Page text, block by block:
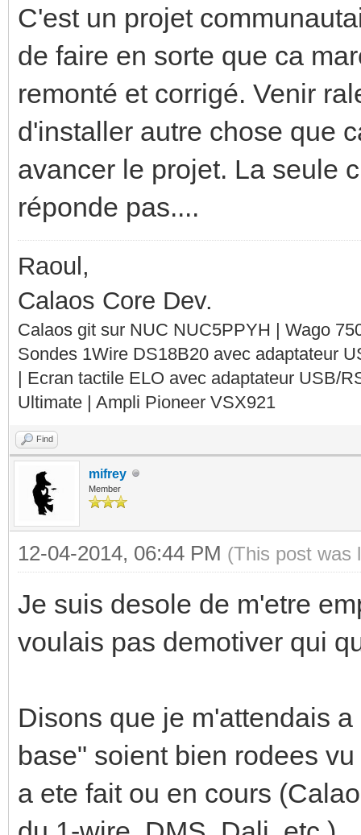
C'est un projet
de faire en sorte que ca
remonté et corrigé. Venir
d'installer autre chose que
avancer le projet. La seule
réponde pas....
Raoul,
Calaos Core Dev.
Calaos git sur NUC NUC5PPYH | Wago
Sondes 1Wire DS18B20 avec adaptateur
| Ecran tactile ELO avec adaptateur USB/
Ultimate | Ampli Pioneer VSX921
Find
mifrey
Member
12-04-2014, 06:44 PM (This post was
Je suis desole de m'etre
voulais pas demotiver qui
Disons que je m'attendais
base" soient bien rodees
a ete fait ou en cours